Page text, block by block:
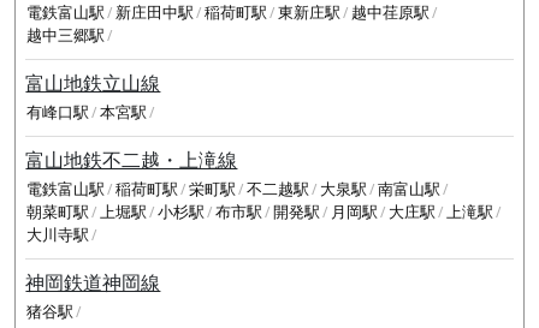
電鉄富山駅 新庄田中駅 稲荷町駅 東新庄駅
越中荏原駅
越中三郷駅
富山地鉄立山線
有峰口駅 本宮駅
富山地鉄不二越・上滝線
電鉄富山駅 稲荷町駅 栄町駅 不二越駅 大泉駅 南富山駅
朝菜町駅 上堀駅 小杉駅 布市駅 開発駅 月岡駅 大庄駅 上滝駅
大川寺駅
神岡鉄道神岡線
猪谷駅